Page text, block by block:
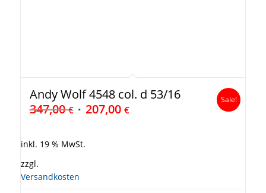
Andy Wolf 4548 col. d 53/16
347,00€ 207,00 €
Sale!
inkl. 19 % MwSt.
zzgl.
Versandkosten